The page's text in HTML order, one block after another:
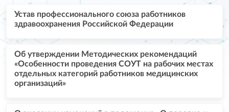
Устав профессионального союза работников
здравоохранения Российской Федерации
Об утверждении Методических рекомендаций
«Особенности проведения СОУТ на рабочих местах
отдельных категорий работников медицинских
организаций»